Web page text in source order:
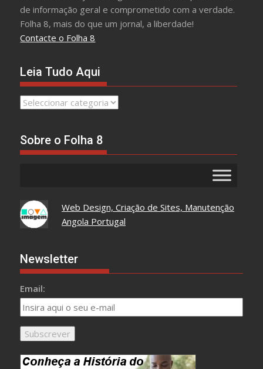
de informação geral e comprometido com a verdade.
Folha 8, mais do que um jornal, a liberdade!
Contacte o Folha 8
Leia Tudo Aqui
Leia
Sobre o Folha 8
Web Design, Criação de Sites, Manutenção
Angola Portugal
Newsletter
Email: